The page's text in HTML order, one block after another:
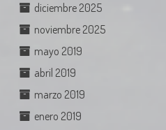
diciembre 2025
noviembre 2025
mayo 2019
abril 2019
marzo 2019
enero 2019